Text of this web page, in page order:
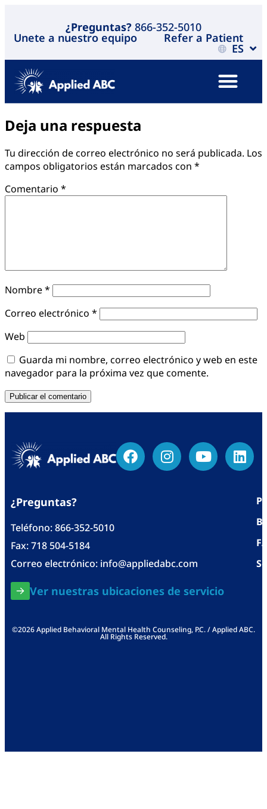
¿Preguntas? 866-352-5010
Unete a nuestro equipo Refer a Patient
ES
Deja una respuesta
Tu dirección de correo electrónico no será publicada. Los
campos obligatorios están marcados con *
Comentario *
Nombre*
Correo electrónico *
Web
Guarda mi nombre, correo electrónico y web en este
navegador para la próxima vez que comente.
¿Preguntas?
Teléfono:866-352-5010
Fax: 718 504-5184
Correo electrónico: info@appliedabc.com
Ver nuestras ubicaciones de servicio
©2026 Applied Behavioral Mental Health Counseling, P.C. / Applied ABC.
All Rights Reserved.